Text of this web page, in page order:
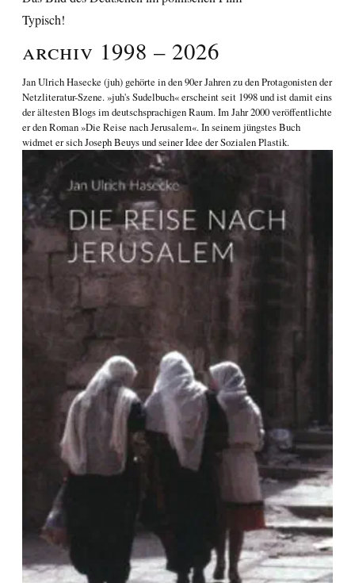
Typisch!
Archiv 1998 – 2026
Jan Ulrich Hasecke (juh) gehörte in den 90er Jahren zu den Protagonisten der
Netzliteratur-Szene. »juh's Sudelbuch« erscheint seit 1998 und ist damit eins
der ältesten Blogs im deutschsprachigen Raum. Im Jahr 2000 veröffentlichte
er den Roman»Die Reise nach Jerusalem«. In seinem jüngstes Buch
widmet er sichJoseph Beuys und seiner Idee der Sozialen Plastik.